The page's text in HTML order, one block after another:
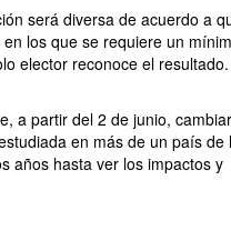
será diversa de acuerdo a
los que se requiere un
elector reconoce el
a partir del 2 de junio,
en más de un país de
años hasta ver los impactos y